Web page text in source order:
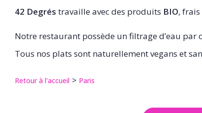
42 Degrés travaille avec des produits BIO,
Notre restaurant possède un filtrage d’eau par
Tous nos plats sont naturellement vegans et
Retour à l'accueil Paris